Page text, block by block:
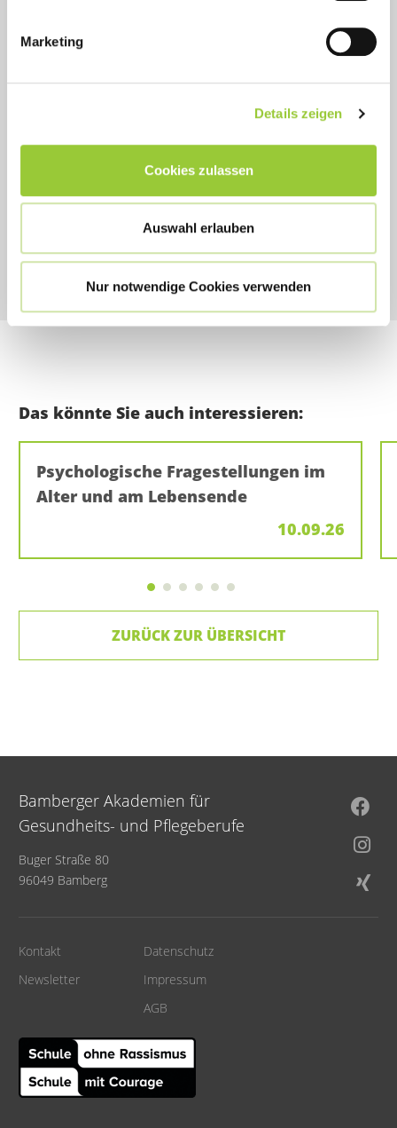
Marketing
Details zeigen
Cookies zulassen
Auswahl erlauben
Nur notwendige Cookies verwenden
Das könnte Sie auch interessieren:
Psychologische Fragestellungen im
Alter und am Lebensende
10.09.26
ZURÜCK ZUR ÜBERSICHT
Bamberger Akademien für
Gesundheits- und Pflegeberufe
Buger Straße 80
96049 Bamberg
Kontakt
Newsletter
Datenschutz
Impressum
AGB